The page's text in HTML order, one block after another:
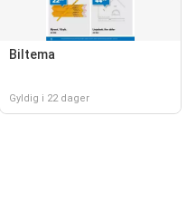
Biltema
Gyldig i 22 dager